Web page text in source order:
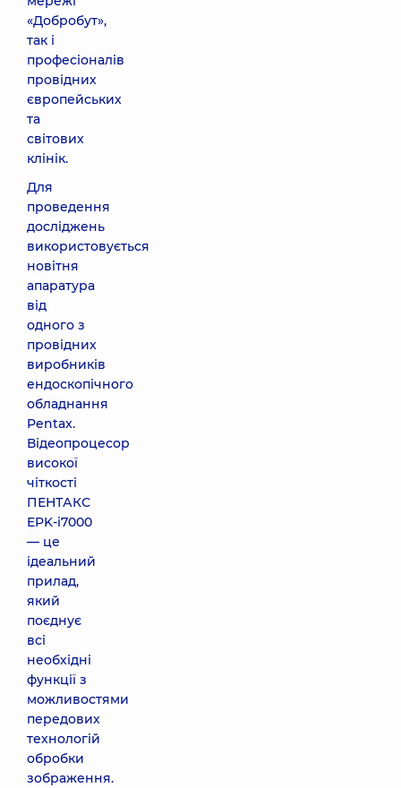
«Добробут»,
так і
професіоналів
провідних
європейських
та
світових
клінік.
Для
проведення
досліджень
використовується
новітня
апаратура
від
одного з
провідних
виробників
ендоскопічного
обладнання
Pentax.
Відеопроцесор
високої
чіткості
ПЕНТАКС
EPK-i7000
— це
ідеальний
прилад,
який
поєднує
всі
необхідні
функції з
можливостями
передових
технологій
обробки
зображення.